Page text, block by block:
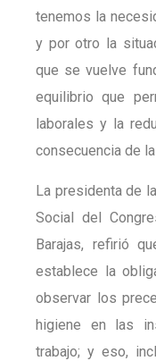
tenemos la
y por otro la
que se vuelve
equilibrio que
laborales y la
consecuencia de la
La presidenta de
Social del
Barajas, refirió
establece la
observar los
higiene en las
trabajo; y eso,